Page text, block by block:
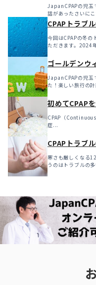
JapanCPAPの児玉
話があったさいに
CPAPトラブ
今回はCPAPの冬の
ただきます。2024
ゴールデンウ
JapanCPAPの児玉
た！楽しい旅行の
初めてCPAP
CPAP（
症...
CPAPトラブ
寒さも厳しくなる
うのはトラブルの